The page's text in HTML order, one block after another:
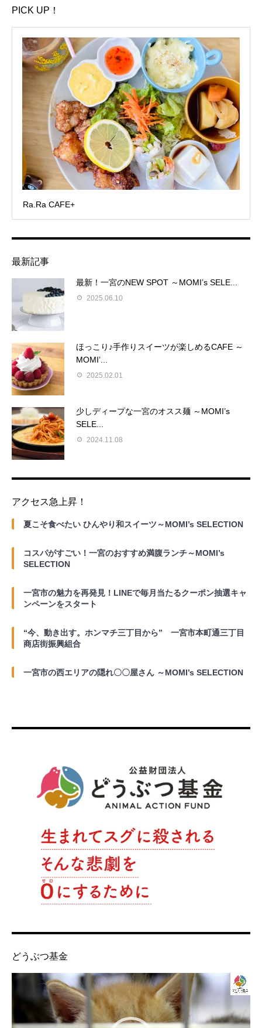
PICK UP！
Ra.Ra CAFE+
最新記事
最新！一宮のNEW SPOT ～MOMI’s SELE...
2025.06.10
ほっこり♪手作りスイーツが楽しめるCAFE ～
MOMI’...
2025.02.01
少しディープな一宮のオスス麺 ～MOMI’s
SELE...
2024.11.08
アクセス急上昇！
夏こそ食べたい ひんやり和スイーツ～MOMI’s SELECTION
コスパがすごい！一宮のおすすめ満腹ランチ～MOMI’s
SELECTION
一宮市の魅力を再発見！LINEで毎月当たるクーポン抽選キャ
ンペーンをスタート
“今、動き出す。ホンマチ三丁目から” 一宮市本町通三丁目
商店街振興組合
一宮市の西エリアの隠れ〇〇屋さん ～MOMI’s SELECTION
どうぶつ基金
動
画